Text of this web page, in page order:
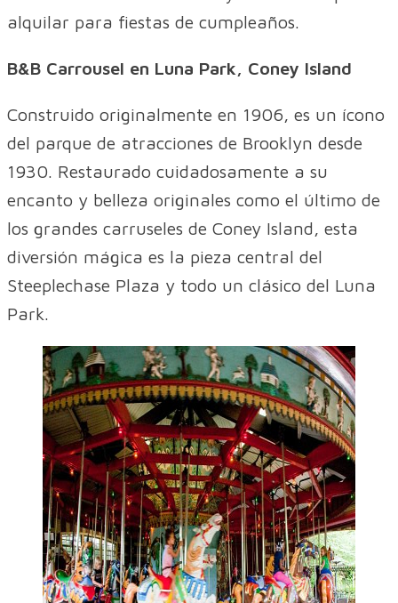
alquilar para fiestas de cumpleaños.
B&B Carrousel en Luna Park, Coney Island
Construido originalmente en 1906, es un ícono
del parque de atracciones de Brooklyn desde
1930. Restaurado cuidadosamente a su
encanto y belleza originales como el último de
los grandes carruseles de Coney Island, esta
diversión mágica es la pieza central del
Steeplechase Plaza y todo un clásico del Luna
Park.